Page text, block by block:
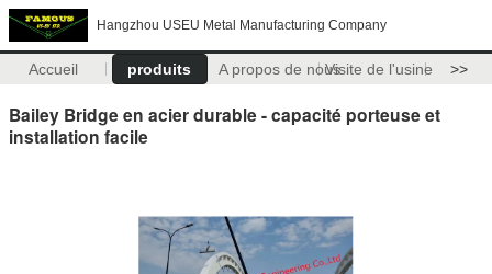
Hangzhou USEU Metal Manufacturing Company
Accueil produits A propos de nousVisite de l'usine >>
Bailey Bridge en acier durable - capacité porteuse et
installation facile